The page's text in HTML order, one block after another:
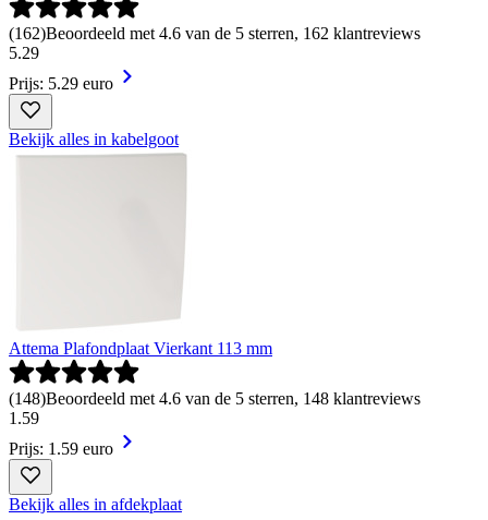
(162)Beoordeeld met 4.6 van de 5 sterren, 162 klantreviews
5.29
Prijs: 5.29 euro
Bekijk alles in kabelgoot
Attema Plafondplaat Vierkant 113 mm
(148)Beoordeeld met 4.6 van de 5 sterren, 148 klantreviews
1 .59
Prijs: 1.59 euro
Bekijk alles in afdekplaat